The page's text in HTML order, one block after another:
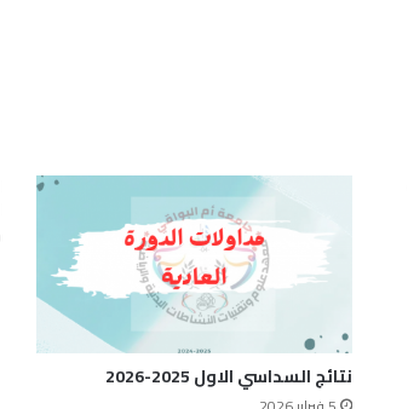
نتائج السداسي الاول 2025-2026